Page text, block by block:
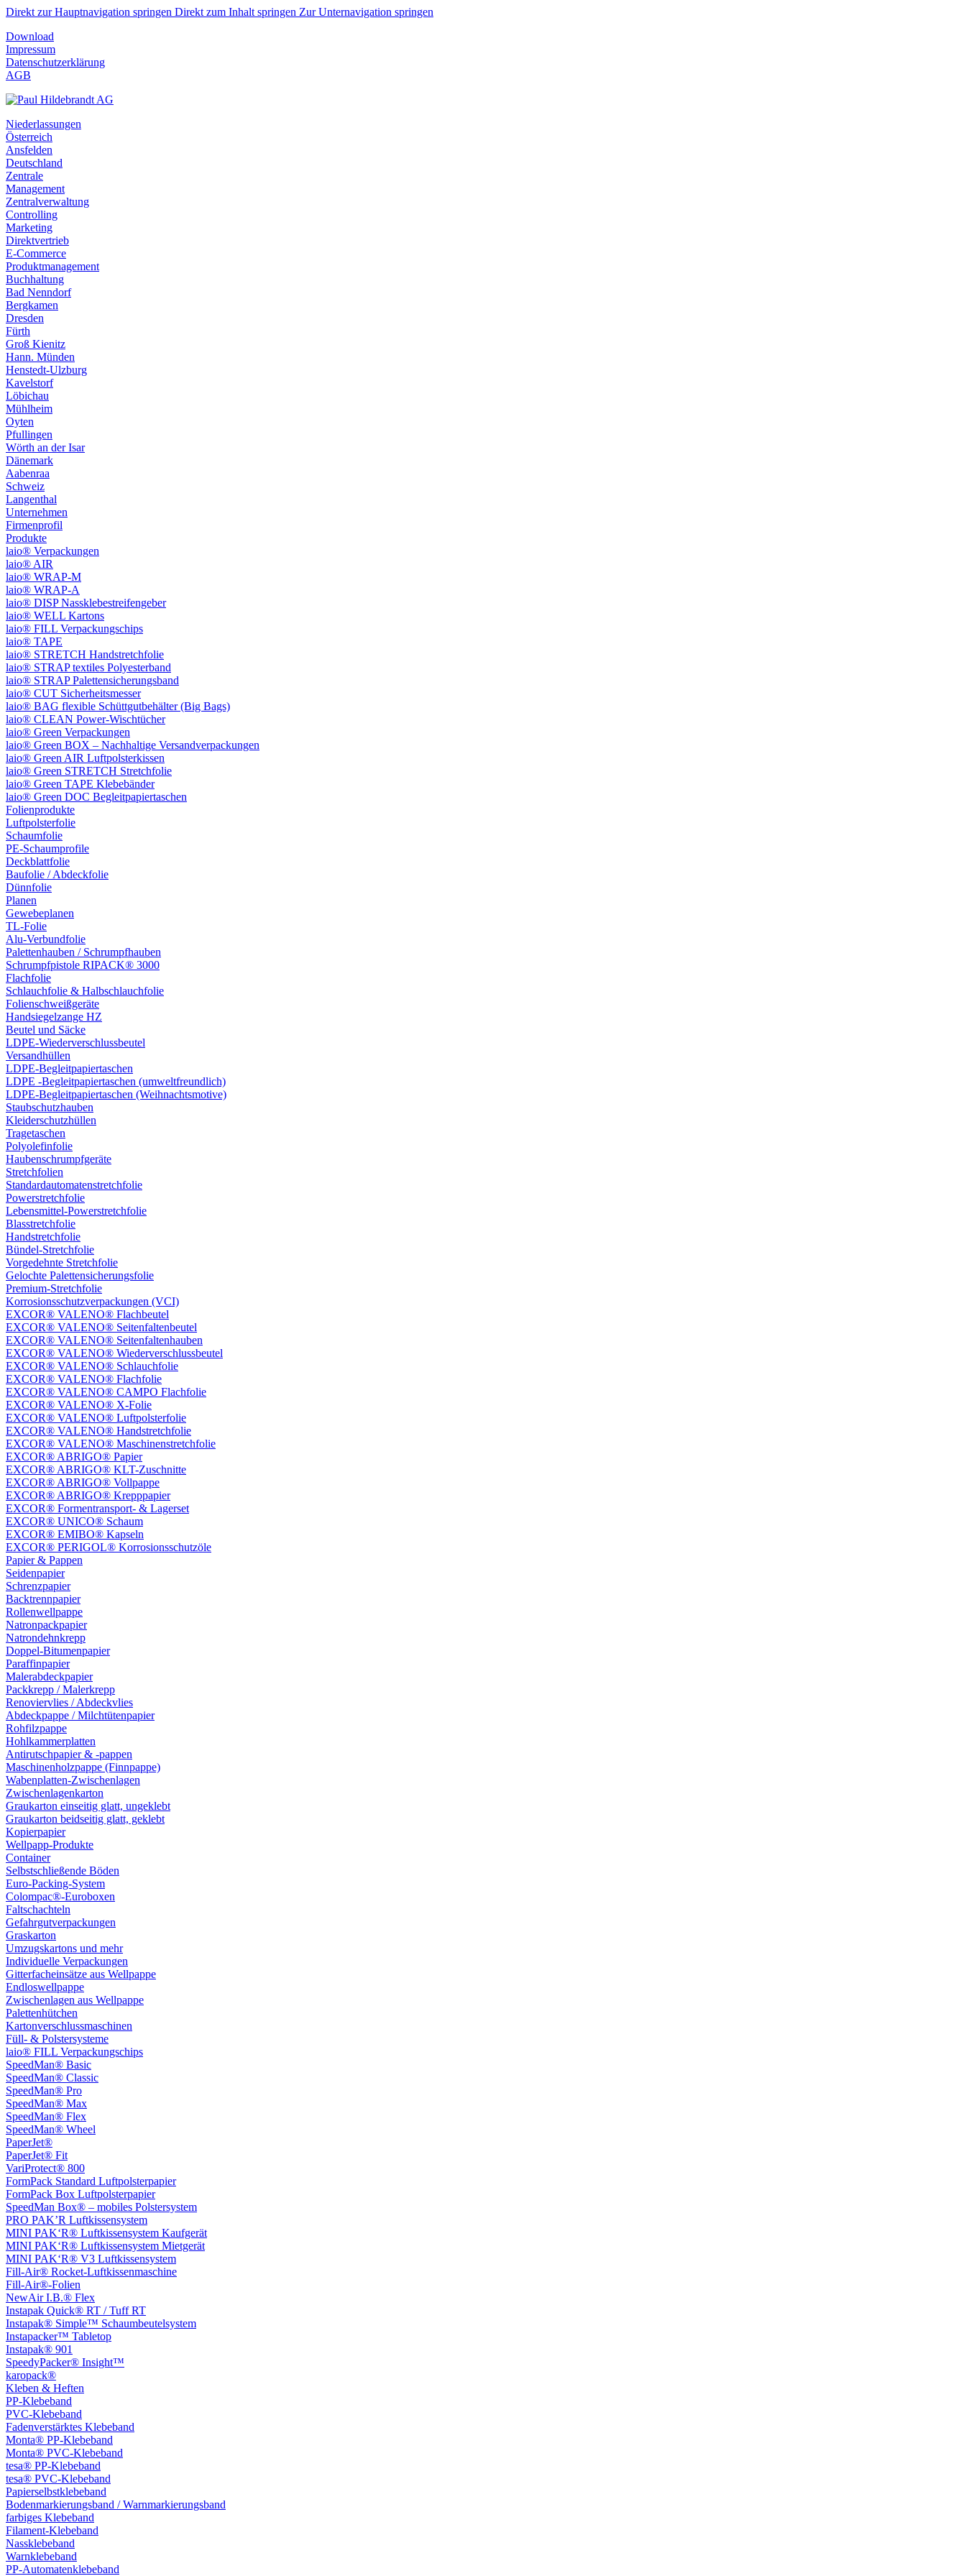
Direkt zur Hauptnavigation springen Direkt zum Inhalt springen Zur Unternavigation springen
Download
Impressum
Datenschutzerklärung
AGB
Niederlassungen
Österreich
Ansfelden
Deutschland
Zentrale
Management
Zentralverwaltung
Controlling
Marketing
Direktvertrieb
E-Commerce
Produktmanagement
Buchhaltung
Bad Nenndorf
Bergkamen
Dresden
Fürth
Groß Kienitz
Hann. Münden
Henstedt-Ulzburg
Kavelstorf
Löbichau
Mühlheim
Oyten
Pfullingen
Wörth an der Isar
Dänemark
Aabenraa
Schweiz
Langenthal
Unternehmen
Firmenprofil
Produkte
laio® Verpackungen
laio® AIR
laio® WRAP-M
laio® WRAP-A
laio® DISP Nassklebestreifengeber
laio® WELL Kartons
laio® FILL Verpackungschips
laio® TAPE
laio® STRETCH Handstretchfolie
laio® STRAP textiles Polyesterband
laio® STRAP Palettensicherungsband
laio® CUT Sicherheitsmesser
laio® BAG flexible Schüttgutbehälter (Big Bags)
laio® CLEAN Power-Wischtücher
laio® Green Verpackungen
laio® Green BOX – Nachhaltige Versandverpackungen
laio® Green AIR Luftpolsterkissen
laio® Green STRETCH Stretchfolie
laio® Green TAPE Klebebänder
laio® Green DOC Begleitpapiertaschen
Folienprodukte
Luftpolsterfolie
Schaumfolie
PE-Schaumprofile
Deckblattfolie
Baufolie / Abdeckfolie
Dünnfolie
Planen
Gewebeplanen
TL-Folie
Alu-Verbundfolie
Palettenhauben / Schrumpfhauben
Schrumpfpistole RIPACK® 3000
Flachfolie
Schlauchfolie & Halbschlauchfolie
Folienschweißgeräte
Handsiegelzange HZ
Beutel und Säcke
LDPE-Wiederverschlussbeutel
Versandhüllen
LDPE-Begleitpapiertaschen
LDPE -Begleitpapiertaschen (umweltfreundlich)
LDPE-Begleitpapiertaschen (Weihnachtsmotive)
Staubschutzhauben
Kleiderschutzhüllen
Tragetaschen
Polyolefinfolie
Haubenschrumpfgeräte
Stretchfolien
Standardautomatenstretchfolie
Powerstretchfolie
Lebensmittel-Powerstretchfolie
Blasstretchfolie
Handstretchfolie
Bündel-Stretchfolie
Vorgedehnte Stretchfolie
Gelochte Palettensicherungsfolie
Premium-Stretchfolie
Korrosionsschutzverpackungen (VCI)
EXCOR® VALENO® Flachbeutel
EXCOR® VALENO® Seitenfaltenbeutel
EXCOR® VALENO® Seitenfaltenhauben
EXCOR® VALENO® Wiederverschlussbeutel
EXCOR® VALENO® Schlauchfolie
EXCOR® VALENO® Flachfolie
EXCOR® VALENO® CAMPO Flachfolie
EXCOR® VALENO® X-Folie
EXCOR® VALENO® Luftpolsterfolie
EXCOR® VALENO® Handstretchfolie
EXCOR® VALENO® Maschinenstretchfolie
EXCOR® ABRIGO® Papier
EXCOR® ABRIGO® KLT-Zuschnitte
EXCOR® ABRIGO® Vollpappe
EXCOR® ABRIGO® Krepppapier
EXCOR® Formentransport- & Lagerset
EXCOR® UNICO® Schaum
EXCOR® EMIBO® Kapseln
EXCOR® PERIGOL® Korrosionsschutzöle
Papier & Pappen
Seidenpapier
Schrenzpapier
Backtrennpapier
Rollenwellpappe
Natronpackpapier
Natrondehnkrepp
Doppel-Bitumenpapier
Paraffinpapier
Malerabdeckpapier
Packkrepp / Malerkrepp
Renoviervlies / Abdeckvlies
Abdeckpappe / Milchtütenpapier
Rohfilzpappe
Hohlkammerplatten
Antirutschpapier & -pappen
Maschinenholzpappe (Finnpappe)
Wabenplatten-Zwischenlagen
Zwischenlagenkarton
Graukarton einseitig glatt, ungeklebt
Graukarton beidseitig glatt, geklebt
Kopierpapier
Wellpapp-Produkte
Container
Selbstschließende Böden
Euro-Packing-System
Colompac®-Euroboxen
Faltschachteln
Gefahrgutverpackungen
Graskarton
Umzugskartons und mehr
Individuelle Verpackungen
Gitterfacheinsätze aus Wellpappe
Endloswellpappe
Zwischenlagen aus Wellpappe
Palettenhütchen
Kartonverschlussmaschinen
Füll- & Polstersysteme
laio® FILL Verpackungschips
SpeedMan® Basic
SpeedMan® Classic
SpeedMan® Pro
SpeedMan® Max
SpeedMan® Flex
SpeedMan® Wheel
PaperJet®
PaperJet® Fit
VariProtect® 800
FormPack Standard Luftpolsterpapier
FormPack Box Luftpolsterpapier
SpeedMan Box® – mobiles Polstersystem
PRO PAK’R Luftkissensystem
MINI PAK‘R® Luftkissensystem Kaufgerät
MINI PAK‘R® Luftkissensystem Mietgerät
MINI PAK‘R® V3 Luftkissensystem
Fill-Air® Rocket-Luftkissenmaschine
Fill-Air®-Folien
NewAir I.B.® Flex
Instapak Quick® RT / Tuff RT
Instapak® Simple™ Schaumbeutelsystem
Instapacker™ Tabletop
Instapak® 901
SpeedyPacker® Insight™
karopack®
Kleben & Heften
PP-Klebeband
PVC-Klebeband
Fadenverstärktes Klebeband
Monta® PP-Klebeband
Monta® PVC-Klebeband
tesa® PP-Klebeband
tesa® PVC-Klebeband
Papierselbstklebeband
Bodenmarkierungsband / Warnmarkierungsband
farbiges Klebeband
Filament-Klebeband
Nassklebeband
Warnklebeband
PP-Automatenklebeband